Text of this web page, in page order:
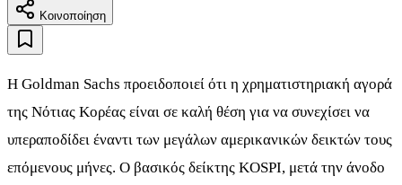
Κοινοποίηση
Η Goldman Sachs προειδοποιεί ότι η χρηματιστηριακή αγορά
της Νότιας Κορέας είναι σε καλή θέση για να συνεχίσει να
υπεραποδίδει έναντι των μεγάλων αμερικανικών δεικτών τους
επόμενους μήνες. Ο βασικός δείκτης KOSPI, μετά την άνοδο